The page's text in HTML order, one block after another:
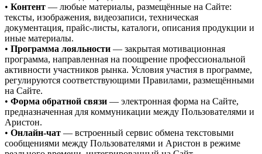
• Контент — любые материалы, размещённые на Сайте:
тексты, изображения, видеозаписи, техническая
документация, прайс-листы, каталоги, описания продукции и
иные материалы.
• Программа лояльности — закрытая мотивационная
программа, направленная на поощрение профессиональной
активности участников рынка. Условия участия в программе,
регулируются соответствующими Правилами, размещёнными
на Сайте.
• Форма обратной связи — электронная форма на Сайте,
предназначенная для коммуникации между Пользователями и
Аристон.
• Онлайн-чат — встроенный сервис обмена текстовыми
сообщениями между Пользователями и Аристон в режиме